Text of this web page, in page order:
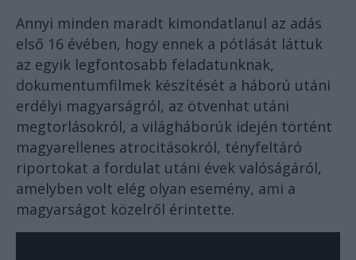
Annyi minden maradt kimondatlanul az adás
első 16 évében, hogy ennek a pótlását láttuk
az egyik legfontosabb feladatunknak,
dokumentumfilmek készítését a háború utáni
erdélyi magyarságról, az ötvenhat utáni
megtorlásokról, a világháborúk idején történt
magyarellenes atrocitásokról, tényfeltáró
riportokat a fordulat utáni évek valóságáról,
amelyben volt elég olyan esemény, ami a
magyarságot közelről érintette.